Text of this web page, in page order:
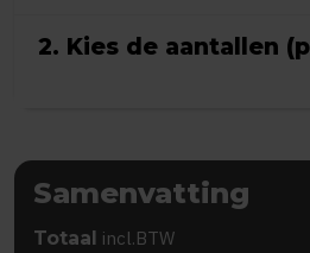
2. Kies de aantallen
Samenvatting
Totaal incl.BTW